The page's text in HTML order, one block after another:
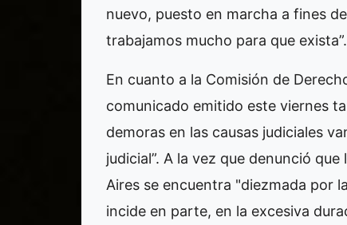
nuevo, puesto en marcha a fines
trabajamos mucho para que exista”.
En cuanto a la Comisión de
comunicado emitido este viernes
demoras en las causas judiciales
judicial”. A la vez que denunció
Aires se encuentra "diezmada por
incide en parte, en la excesiva